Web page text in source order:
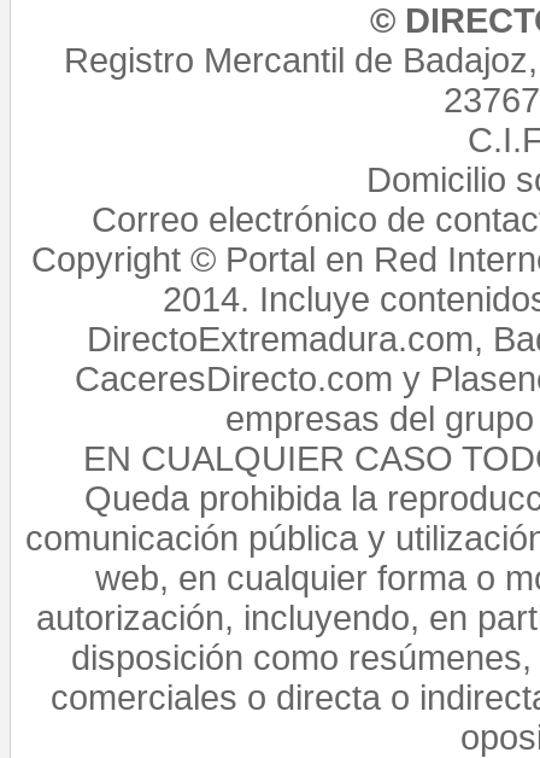
©
Registro Mercantil de
Domicilio
Correo electrónico de
Copyright © Portal en Red
2014. Incluye
DirectoExtremadura.com,
CaceresDirecto.com y
empresas del
EN CUALQUIER CASO
Queda prohibida la
comunicación pública y
web, en cualquier forma o
autorización, incluyendo, en
disposición como
comerciales o directa o